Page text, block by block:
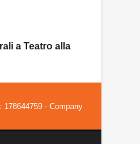
a Teatro alla
178644759 - Company